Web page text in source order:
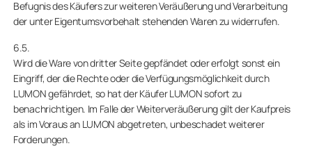
Befugnis des Käufers zur weiteren Veräußerung und Verarbeitung
der unter Eigentumsvorbehalt stehenden Waren zu widerrufen.
6.5.
Wird die Ware von dritter Seite gepfändet oder erfolgt sonst ein
Eingriff, der die Rechte oder die Verfügungsmöglichkeit durch
LUMON gefährdet, so hat der Käufer LUMON sofort zu
benachrichtigen. Im Falle der Weiterveräußerung gilt der Kaufpreis
als im Voraus an LUMON abgetreten, unbeschadet weiterer
Forderungen.